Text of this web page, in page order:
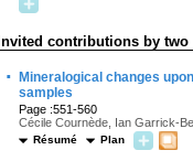
Invited contributions by two
·
Mineralogical changes
samples
Page :551-560
Cécile Cournède, Ian Garrick-
Résumé Plan